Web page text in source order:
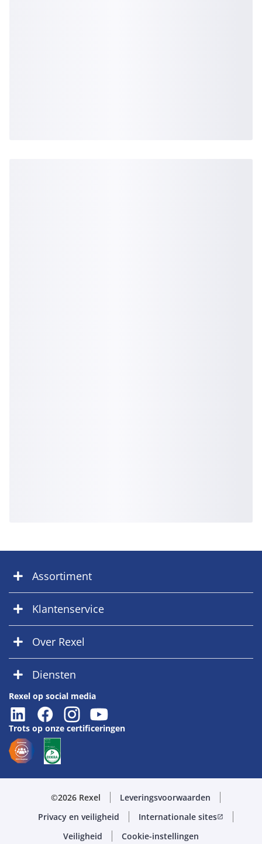
Assortiment
Klantenservice
Over Rexel
Diensten
Rexel op social media
Trots op onze certificeringen
©2026 Rexel
Leveringsvoorwaarden
Privacy en veiligheid
Internationale sitesopen_in_new
Veiligheid Cookie-instellingen